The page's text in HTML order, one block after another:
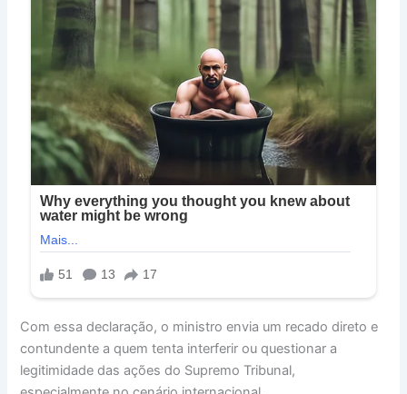
Com essa declaração, o ministro envia um recado direto e
contundente a quem tenta interferir ou questionar a
legitimidade das ações do Supremo Tribunal,